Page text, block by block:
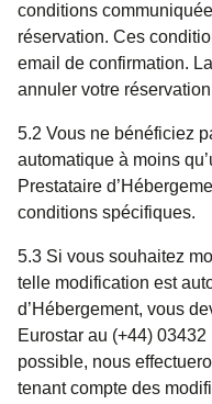
conditions
réservation. Ces
email de confirmation.
annuler votre
5.2 Vous ne bénéficiez
automatique à moins
Prestataire
conditions spécifiques.
5.3 Si vous souhaitez
telle modification est
d’Hébergement, vous
Eurostar au (+44)
possible, nous
tenant compte des